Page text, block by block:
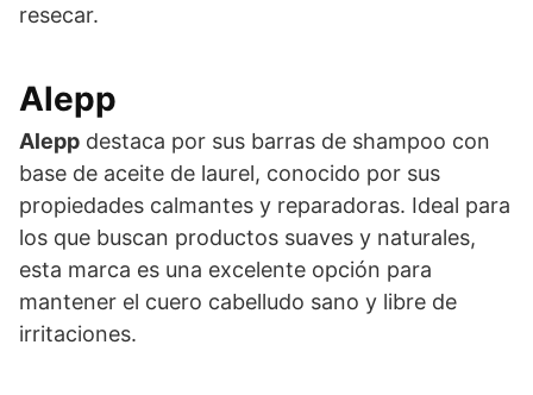
resecar.
Alepp
Alepp destaca por sus barras de shampoo con
base de aceite de laurel, conocido por sus
propiedades calmantes y reparadoras. Ideal para
los que buscan productos suaves y naturales,
esta marca es una excelente opción para
mantener el cuero cabelludo sano y libre de
irritaciones.